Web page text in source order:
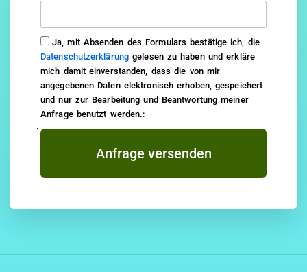
Ja, mit Absenden des Formulars bestätige ich, die
Datenschutzerklärung gelesen zu haben und erkläre
mich damit einverstanden, dass die von mir
angegebenen Daten elektronisch erhoben, gespeichert
und nur zur Bearbeitung und Beantwortung meiner
Anfrage benutzt werden.:
Anfrage versenden